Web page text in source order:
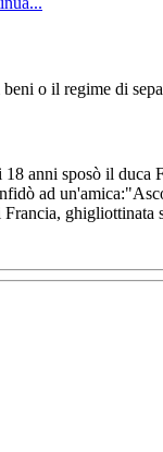
o il regime di
anni sposò il
ad
ghigliottinata